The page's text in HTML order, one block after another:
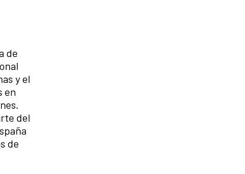
de
y el
en
del
de